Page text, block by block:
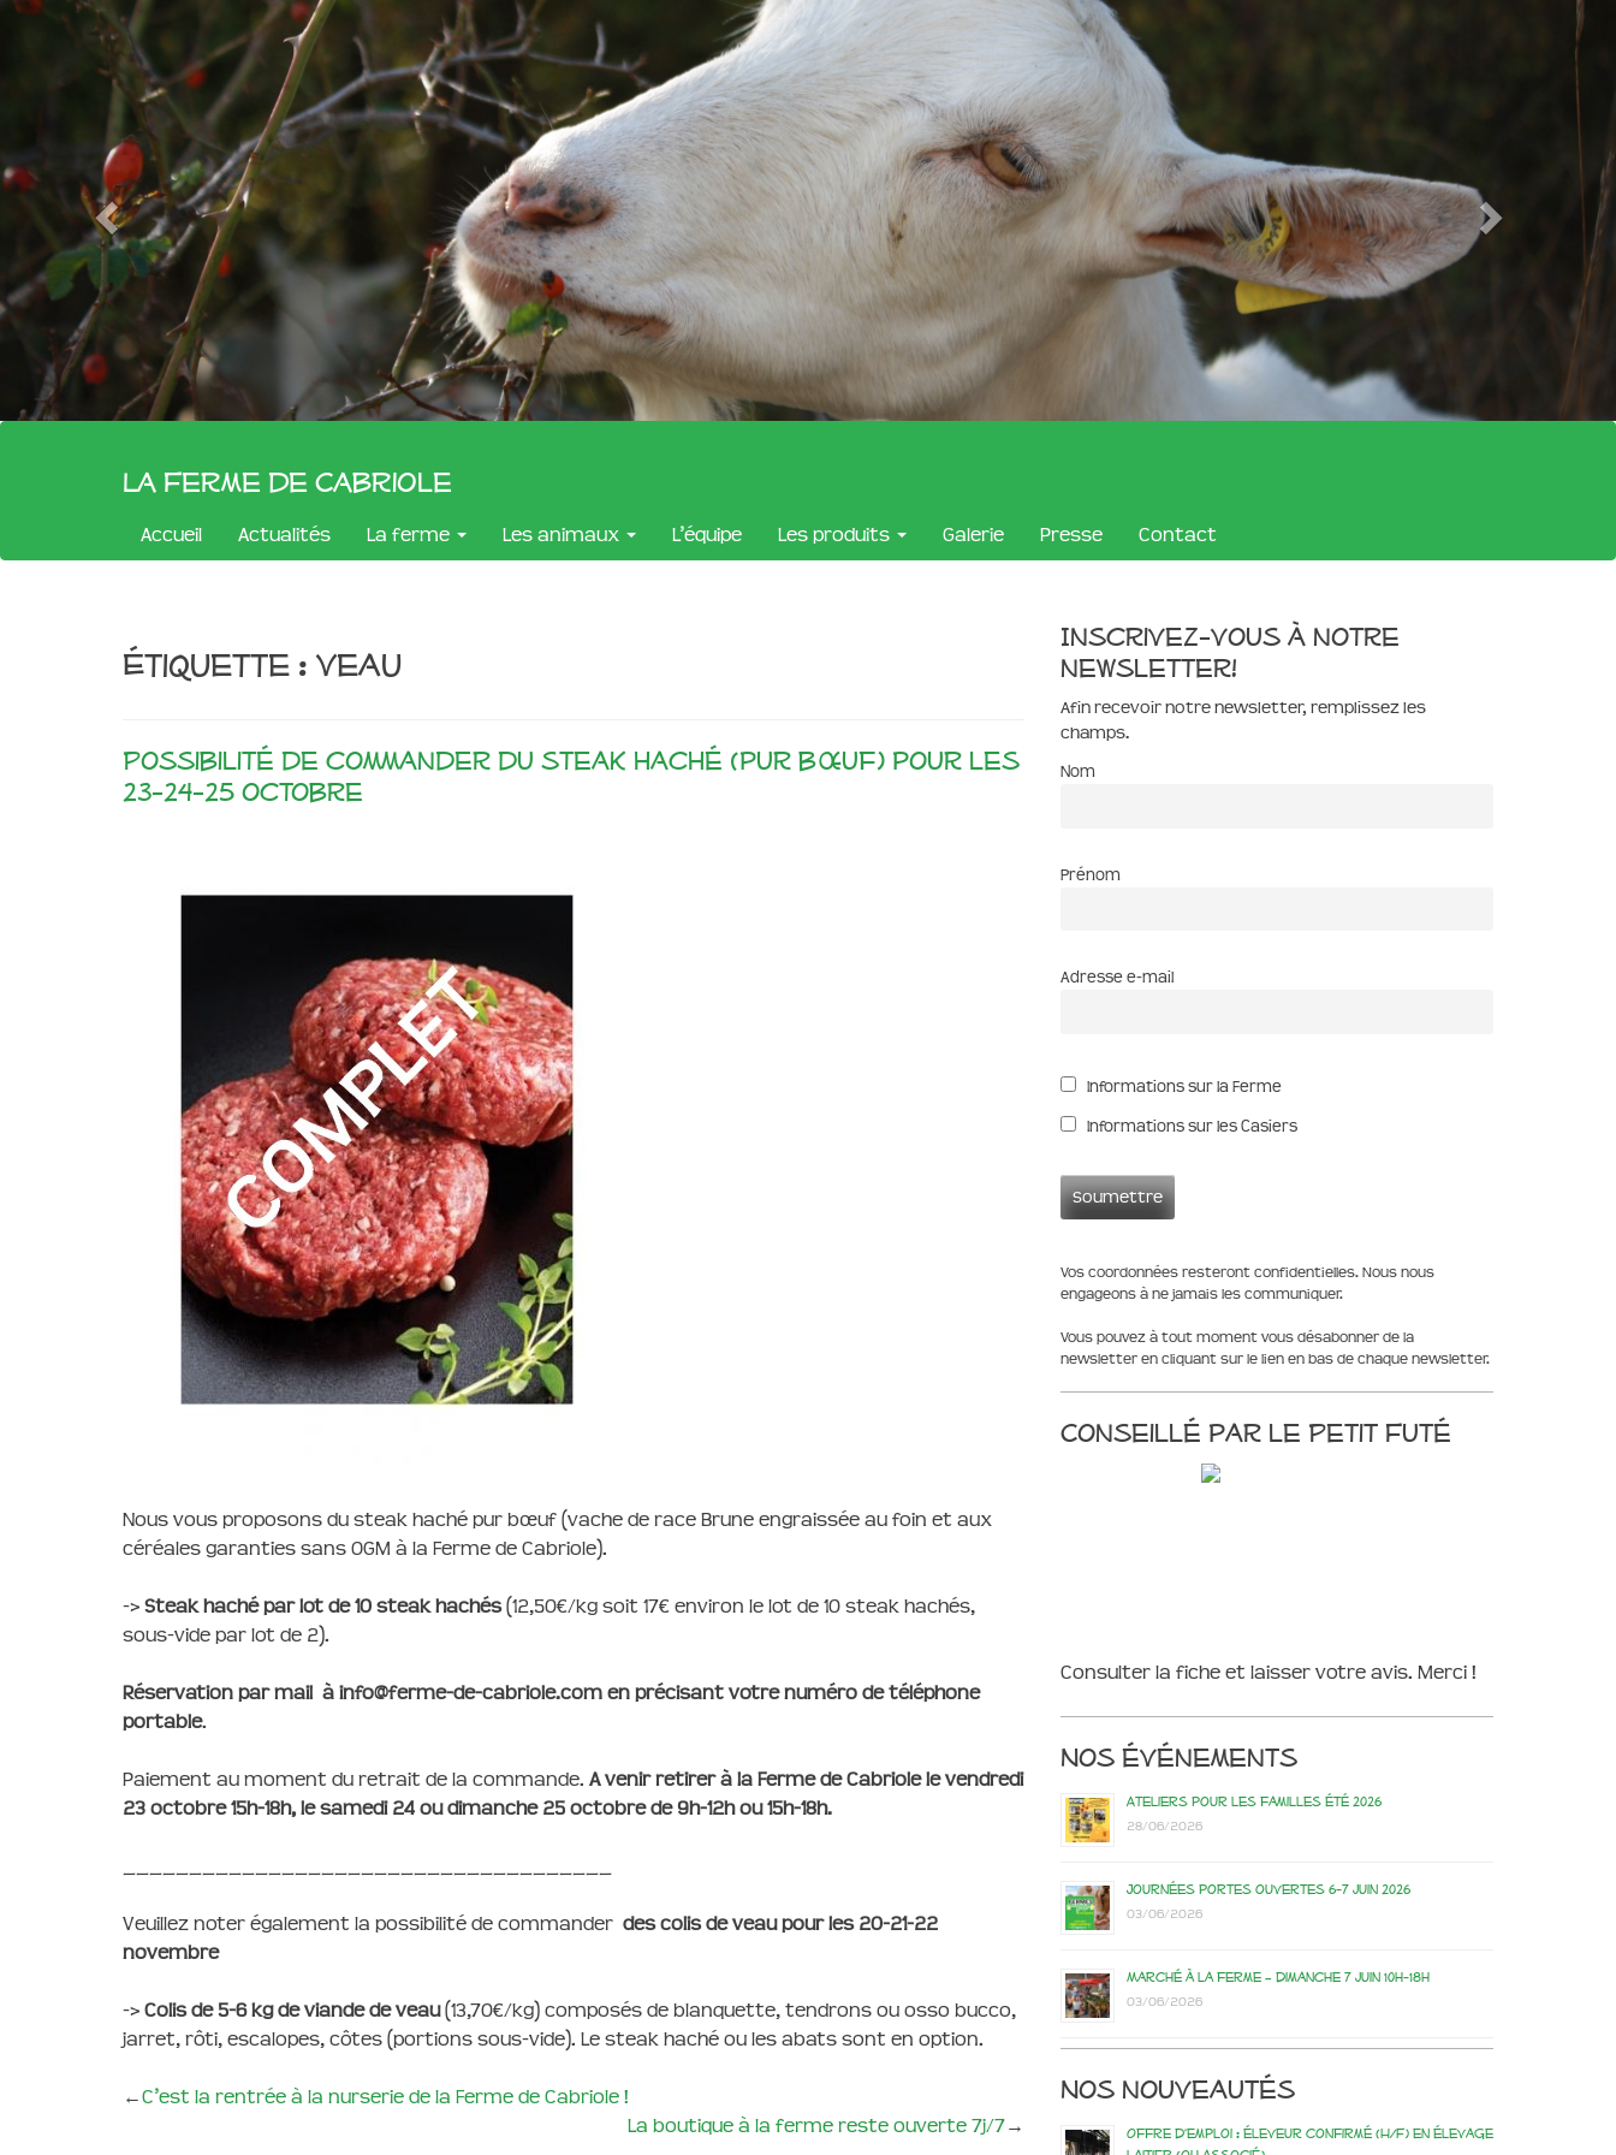
La Ferme de Cabriole
Accueil Actualités La ferme Les animaux L’équipe Les produits Galerie Presse Contact
Étiquette :veau
Possibilité de commander du steak haché (pur bœuf) pour les
23-24-25 octobre
Nous vous proposons du steak haché pur bœuf (vache de race Brune engraissée au foin et aux
céréales garanties sans OGM à la Ferme de Cabriole).
-> Steak haché par lot de 10 steak hachés(12,50€/kg soit 17€ environ le lot de 10 steak hachés,
sous-vide par lot de 2).
Réservation par mail à info@ferme-de-cabriole.com en précisant votre numéro de téléphone
portable.
Paiement au moment du retrait de la commande. A venir retirer à la Ferme de Cabriole le vendredi
23 octobre 15h-18h, le samedi 24 ou dimanche 25 octobre de 9h-12h ou 15h-18h.
Veuillez noter également la possibilité de commander des colis de veau pour les 20-21-22
novembre
-> Colis de 5-6 kg de viande de veau(13,70€/kg) composés de blanquette, tendrons ou osso bucco,
jarret, rôti, escalopes, côtes (portions sous-vide). Le steak haché ou les abats sont en option.
←C’est la rentrée à la nurserie de la Ferme de Cabriole !
La boutique à la ferme reste ouverte 7j/7→
Inscrivez-vous à notre
newsletter!
Afin recevoir notre newsletter, remplissez les
champs.
Nom
Prénom
Adresse e-mail
Informations sur la Ferme
Informations sur les Casiers
Vos coordonnées resteront confidentielles. Nous nous
engageons à ne jamais les communiquer.
Vous pouvez à tout moment vous désabonner de la
newsletter en cliquant sur le lien en bas de chaque newsletter.
Conseillé par le Petit Futé
Consulter la fiche et laisser votre avis. Merci !
Nos événements
Ateliers pour les familles été 2026
28/06/2026
Journées portes ouvertes 6-7 juin 2026
03/06/2026
Marché à la ferme – dimanche 7 juin 10h-18h
03/06/2026
Nos nouveautés
Offre d’emploi : éleveur confirmé (H/F) en élevage